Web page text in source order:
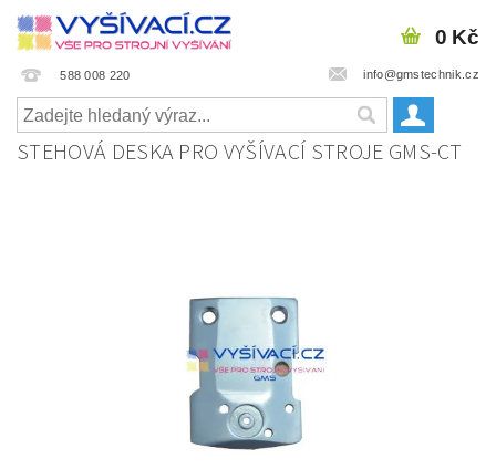
588 008 220 info@gmstechnik.cz
0 Kč
STEHOVÁ DESKA PRO VYŠÍVACÍ STROJE GMS-CT